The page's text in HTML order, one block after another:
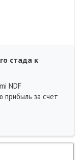
стада к
NDF
прибыль за счет